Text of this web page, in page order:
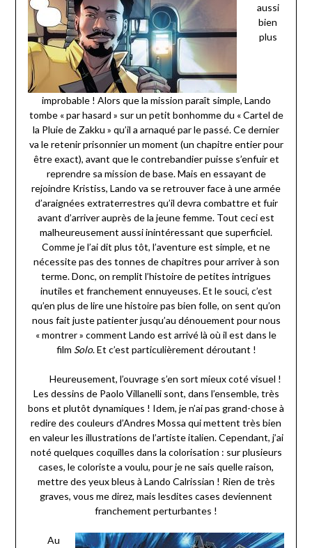
aussi
bien
plus
improbable ! Alors que la mission paraît simple, Lando
tombe « par hasard » sur un petit bonhomme du « Cartel de
la Pluie de Zakku » qu’il a arnaqué par le passé. Ce dernier
va le retenir prisonnier un moment (un chapitre entier pour
être exact), avant que le contrebandier puisse s’enfuir et
reprendre sa mission de base. Mais en essayant de
rejoindre Kristiss, Lando va se retrouver face à une armée
d’araignées extraterrestres qu’il devra combattre et fuir
avant d’arriver auprès de la jeune femme. Tout ceci est
malheureusement aussi inintéressant que superficiel.
Comme je l’ai dit plus tôt, l’aventure est simple, et ne
nécessite pas des tonnes de chapitres pour arriver à son
terme. Donc, on remplit l’histoire de petites intrigues
inutiles et franchement ennuyeuses. Et le souci, c’est
qu’en plus de lire une histoire pas bien folle, on sent qu’on
nous fait juste patienter jusqu’au dénouement pour nous
« montrer » comment Lando est arrivé là où il est dans le
film Solo. Et c’est particulièrement déroutant !
Heureusement, l’ouvrage s’en sort mieux coté visuel !
Les dessins de Paolo Villanelli sont, dans l’ensemble, très
bons et plutôt dynamiques ! Idem, je n’ai pas grand-chose à
redire des couleurs d’Andres Mossa qui mettent très bien
en valeur les illustrations de l’artiste italien. Cependant, j’ai
noté quelques coquilles dans la colorisation : sur plusieurs
cases, le coloriste a voulu, pour je ne sais quelle raison,
mettre des yeux bleus à Lando Calrissian ! Rien de très
graves, vous me direz, mais lesdites cases deviennent
franchement perturbantes !
Au